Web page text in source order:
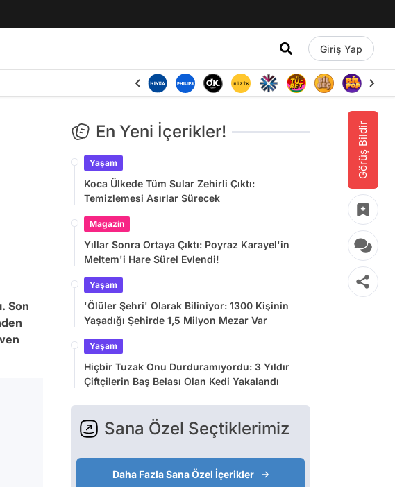
Giriş Yap
Görüş Bildir
Son
En Yeni İçerikler!
Yaşam
Koca Ülkede Tüm Sular Zehirli Çıktı:
Temizlemesi Asırlar Sürecek
Magazin
Yıllar Sonra Ortaya Çıktı: Poyraz Karayel'in
Meltem'i Hare Sürel Evlendi!
Yaşam
'Ölüler Şehri' Olarak Biliniyor: 1300 Kişinin
Yaşadığı Şehirde 1,5 Milyon Mezar Var
Yaşam
Hiçbir Tuzak Onu Durduramıyordu: 3 Yıldır
Çiftçilerin Baş Belası Olan Kedi Yakalandı
Sana Özel Seçtiklerimiz
Daha Fazla Sana Özel İçerikler